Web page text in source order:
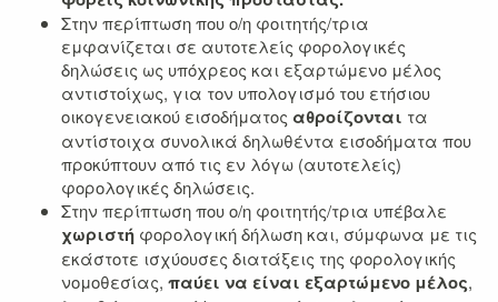
Στην περίπτωση που ο/η φοιτητής/τρια
εμφανίζεται σε αυτοτελείς φορολογικές
δηλώσεις ως υπόχρεος και εξαρτώμενο μέλος
αντιστοίχως, για τον υπολογισμό του ετήσιου
οικογενειακού εισοδήματος αθροίζονται τα
αντίστοιχα συνολικά δηλωθέντα εισοδήματα που
προκύπτουν από τις εν λόγω (αυτοτελείς)
φορολογικές δηλώσεις.
Στην περίπτωση που ο/η φοιτητής/τρια υπέβαλε
χωριστή φορολογική δήλωση και, σύμφωνα με τις
εκάστοτε ισχύουσες διατάξεις της φορολογικής
νομοθεσίας, παύει να είναι εξαρτώμενο μέλος,